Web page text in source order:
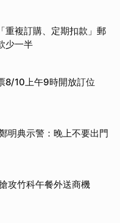
重複訂購、定期扣款」郵
少一半
8/10上午9時開放訂位
明典示警：晚上不要出門
攻竹科午餐外送商機